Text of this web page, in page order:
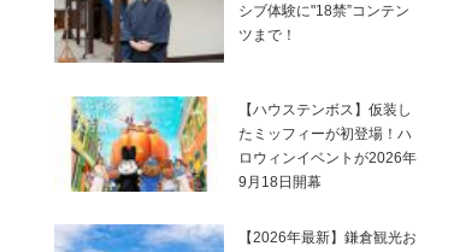
シブ体験に"18禁”コンテン
ツまで！
【ハウステンボス】仮装し
たミッフィーが初登場！ハ
ロウィンイベントが2026年
9月18日開幕
【2026年最新】鎌倉観光お